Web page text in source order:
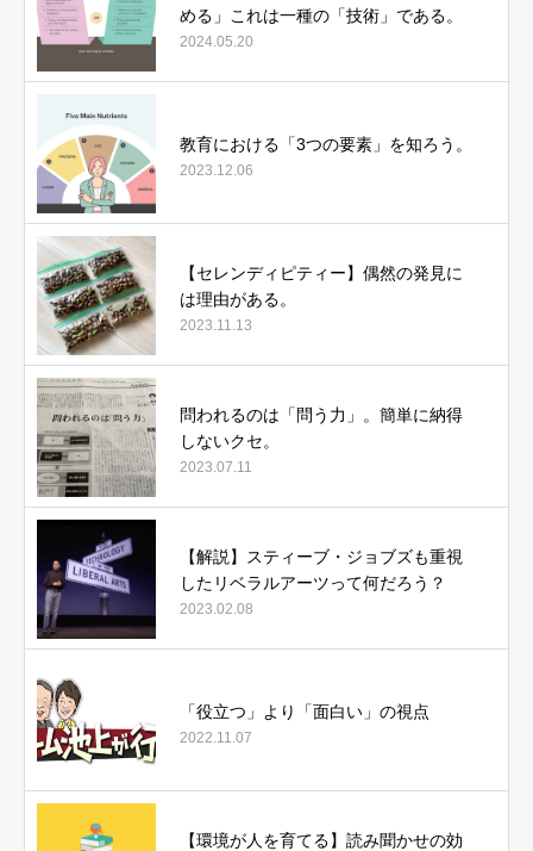
める」これは一種の「技術」である。
2024.05.20
教育における「3つの要素」を知ろう。
2023.12.06
【セレンディピティー】偶然の発見に
は理由がある。
2023.11.13
問われるのは「問う力」。簡単に納得
しないクセ。
2023.07.11
【解説】スティーブ・ジョブズも重視
したリベラルアーツって何だろう？
2023.02.08
「役立つ」より「面白い」の視点
2022.11.07
【環境が人を育てる】読み聞かせの効